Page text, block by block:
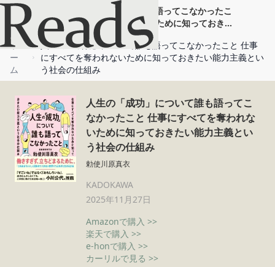
人生の「成功」について誰も語ってこなかったこ
と 仕事にすべてを奪われないために知っておきた
い能力主義という社会の仕組み
ホ
ー
ム
人生の「成功」について誰も語ってこなかったこと 仕事
にすべてを奪われないために知っておきたい能力主義とい
う社会の仕組み
人生の「成功」について誰も語ってこ
なかったこと 仕事にすべてを奪われな
いために知っておきたい能力主義とい
う社会の仕組み
勅使川原真衣
KADOKAWA
2025年11月27日
Amazonで購入 >>
楽天で購入 >>
e-honで購入 >>
カーリルで見る >>